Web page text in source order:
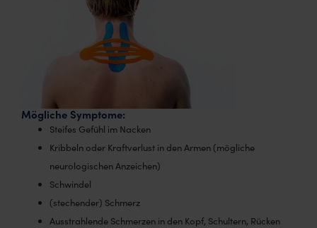
Mögliche Symptome:
Steifes Gefühl im Nacken
Kribbeln oder Kraftverlust in den Armen (mögliche
neurologischen Anzeichen)
Schwindel
(stechender) Schmerz
Ausstrahlende Schmerzen in den Kopf, Schultern, Rücken